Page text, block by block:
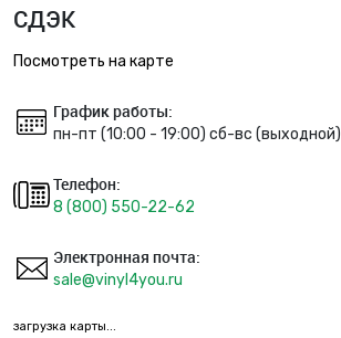
СДЭК
Посмотреть на карте
График работы:
пн-пт (10:00 - 19:00) сб-вс (выходной)
Телефон:
8 (800) 550-22-62
Электронная почта:
sale@vinyl4you.ru
загрузка карты...